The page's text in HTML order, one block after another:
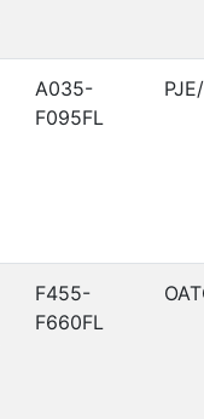
A035-
F095FL
F455-
F660FL